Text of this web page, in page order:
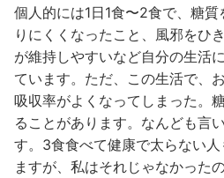
個人的には1日1食〜2食で、糖
りにくくなったこと、風邪をひ
が維持しやすいなど自分の生活
ています。ただ、この生活で、
吸収率がよくなってしまった。
ることがあります。なんども言
す。3食食べて健康で太らない
ますが、私はそれじゃなかった